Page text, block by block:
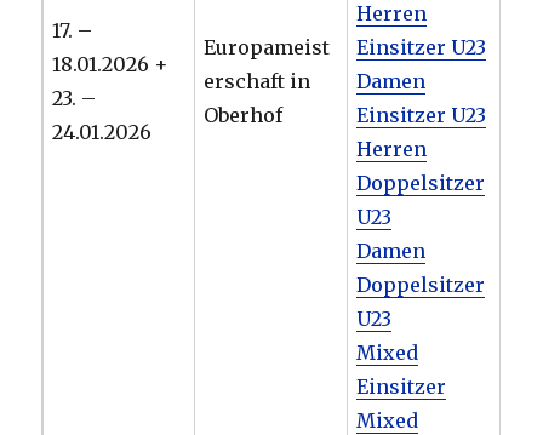
17. –
18.01.2026 +
23. –
24.01.2026
Europameist
erschaft in
Oberhof
Herren
Einsitzer U23
Damen
Einsitzer U23
Herren
Doppelsitzer
U23
Damen
Doppelsitzer
U23
Mixed
Einsitzer
Mixed